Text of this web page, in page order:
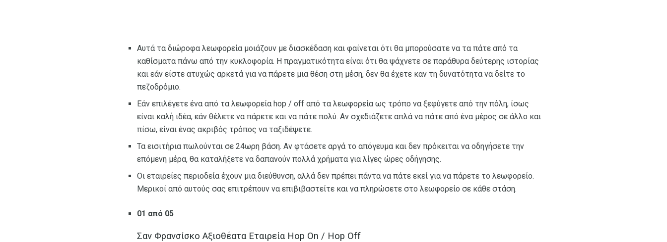
Αυτά τα διώροφα λεωφορεία μοιάζουν με διασκέδαση και φαίνεται ότι θα μπορούσατε να τα πάτε από τα
καθίσματα πάνω από την κυκλοφορία. Η πραγματικότητα είναι ότι θα ψάχνετε σε παράθυρα δεύτερης ιστορίας
και εάν είστε ατυχώς αρκετά για να πάρετε μια θέση στη μέση, δεν θα έχετε καν τη δυνατότητα να δείτε το
πεζοδρόμιο.
Εάν επιλέγετε ένα από τα λεωφορεία hop / off από τα λεωφορεία ως τρόπο να ξεφύγετε από την πόλη, ίσως
είναι καλή ιδέα, εάν θέλετε να πάρετε και να πάτε πολύ. Αν σχεδιάζετε απλά να πάτε από ένα μέρος σε άλλο και
πίσω, είναι ένας ακριβός τρόπος να ταξιδέψετε.
Τα εισιτήρια πωλούνται σε 24ωρη βάση. Αν φτάσετε αργά το απόγευμα και δεν πρόκειται να οδηγήσετε την
επόμενη μέρα, θα καταλήξετε να δαπανούν πολλά χρήματα για λίγες ώρες οδήγησης.
Οι εταιρείες περιοδεία έχουν μια διεύθυνση, αλλά δεν πρέπει πάντα να πάτε εκεί για να πάρετε το λεωφορείο.
Μερικοί από αυτούς σας επιτρέπουν να επιβιβαστείτε και να πληρώσετε στο λεωφορείο σε κάθε στάση.
01 από 05
Σαν Φρανσίσκο Αξιοθέατα Εταιρεία Hop On / Hop Off